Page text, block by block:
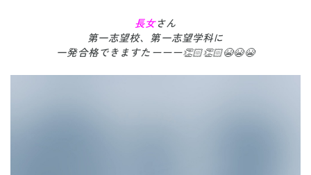
長女さん
第一志望校、第一志望学科に
一発合格できますたーーー👏🏻👏🏻😭😭😭